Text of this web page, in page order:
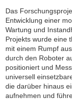
Das
Entwicklung einer
Wartung und
Projekts wurde eine
mit einem Rumpf
durch den Roboter
positioniert und
universell
die darüber hinaus
aufnehmen und